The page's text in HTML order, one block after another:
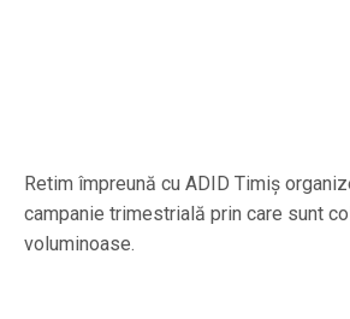
Retim împreună cu ADID Timiș
campanie trimestrială prin care sunt
voluminoase.